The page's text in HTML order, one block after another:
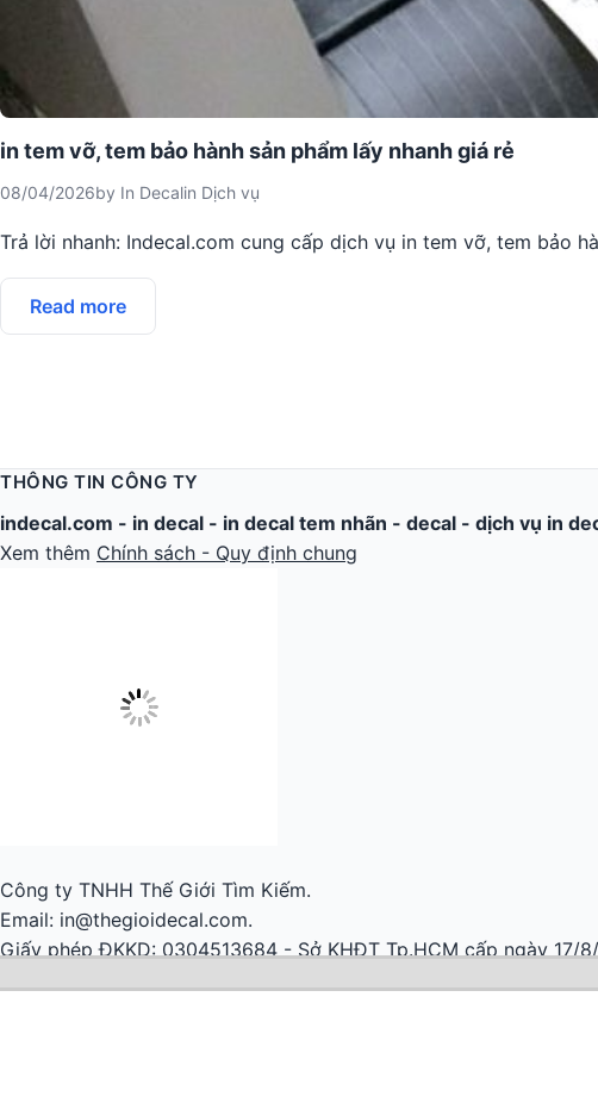
in tem vỡ, tem bảo hành sản phẩm lấy nhanh giá rẻ
08/04/2026by In Decalin Dịch vụ
Trả lời nhanh: Indecal.com cung cấp dịch vụ in tem vỡ, tem bảo
Read more
THÔNG TIN CÔNG TY
indecal.com - in decal - in decal tem nhãn - decal - dịch vụ in
Xem thêm Chính sách - Quy định chung
Công ty TNHH Thế Giới Tìm Kiếm.
Email: in@thegioidecal.com.
Giấy phép ĐKKD: 0304513684 - Sở KHĐT Tp.HCM cấp ngày 17/